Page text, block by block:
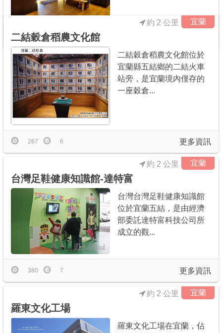
7 0
宜蘭
二結穀倉稻農文化館
約 2 公里
二結穀倉稻農文化館位於
宜蘭縣五結鄉的二結火車
站旁，是宜蘭境內僅存的
一座穀倉...
更多資訊
267 6
宜蘭
台灣足鞋健康知識館-達特富
約 2 公里
台灣台灣足鞋健康知識館
位於宜蘭五結，是由經濟
部委託達特富科技公司所
成立的觀...
更多資訊
380 7
宜蘭
羅東文化工場
約 2 公里
羅東文化工場在宜蘭，佔